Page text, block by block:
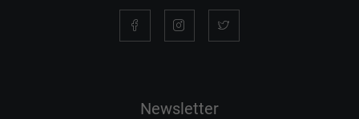
Newsletter